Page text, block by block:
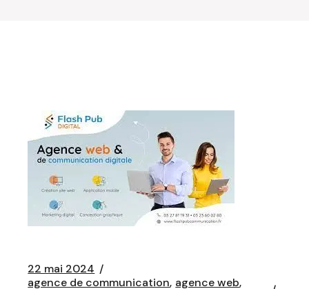
22 mai 2024
agence de communication agence web